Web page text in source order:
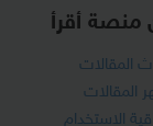
منصة أقرأ
المقالات
المقالات
الاستخدام